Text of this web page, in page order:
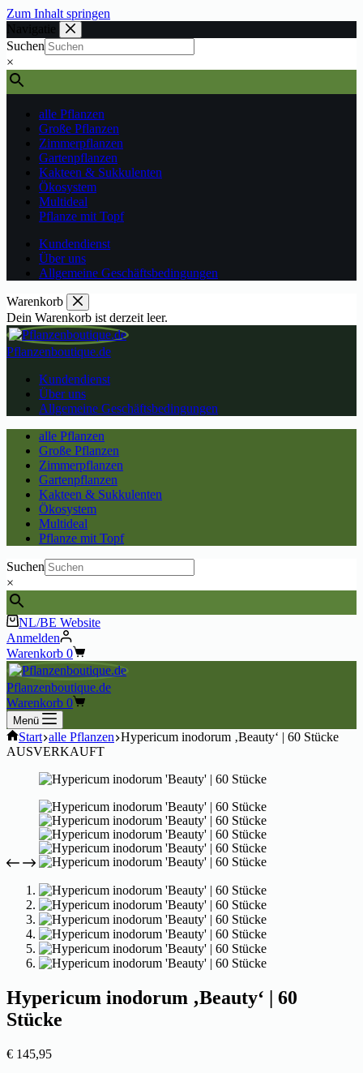
Zum Inhalt springen
Navigatie
Suchen
×
alle Pflanzen
Große Pflanzen
Zimmerpflanzen
Gartenpflanzen
Kakteen & Sukkulenten
Ökosystem
Multideal
Pflanze mit Topf
Kundendienst
Über uns
Allgemeine Geschäftsbedingungen
Warenkorb
Dein Warenkorb ist derzeit leer.
Pflanzenboutique.de
Kundendienst
Über uns
Allgemeine Geschäftsbedingungen
alle Pflanzen
Große Pflanzen
Zimmerpflanzen
Gartenpflanzen
Kakteen & Sukkulenten
Ökosystem
Multideal
Pflanze mit Topf
Suchen
×
NL/BE Website
Anmelden
Warenkorb 0
Pflanzenboutique.de
Warenkorb 0
Menü
Start alle Pflanzen Hypericum inodorum ‚Beauty‘ | 60 Stücke
AUSVERKAUFT
Hypericum inodorum ‚Beauty‘ | 60
Stücke
€ 145,95